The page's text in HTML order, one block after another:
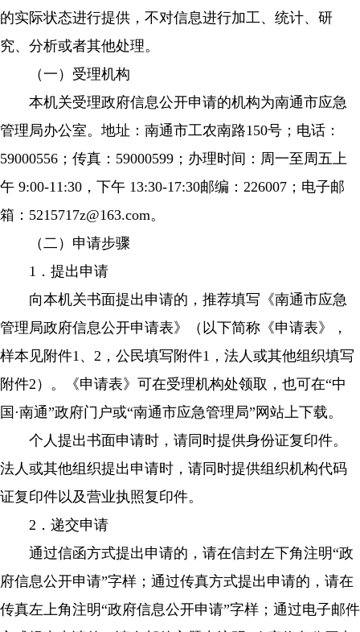
的实际状态进行提供，不对信息进行加工、统计、研
究、分析或者其他处理。
（一）受理机构
本机关受理政府信息公开申请的机构为南通市应急
管理局办公室。地址：南通市工农南路150号；电话：
59000556；传真：59000599；办理时间：周一至周五上
午 9:00-11:30，下午 13:30-17:30邮编：226007；电子邮
箱： 5215717z@163.com。
（二）申请步骤
1．提出申请
向本机关书面提出申请的，推荐填写《南通市应急
管理局政府信息公开申请表》（以下简称《申请表》，
样本见附件1、2，公民填写附件1，法人或其他组织填写
附件2）。《申请表》可在受理机构处领取，也可在“中
国·南通”政府门户或“南通市应急管理局”网站上下载。
个人提出书面申请时，请同时提供身份证复印件。
法人或其他组织提出申请时，请同时提供组织机构代码
证复印件以及营业执照复印件。
2．递交申请
通过信函方式提出申请的，请在信封左下角注明“政
府信息公开申请”字样；通过传真方式提出申请的，请在
传真左上角注明“政府信息公开申请”字样；通过电子邮件